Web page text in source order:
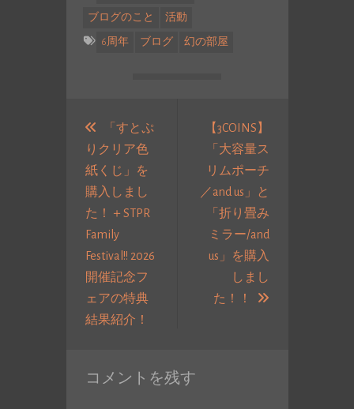
ブログのこと 活動
6周年 ブログ 幻の部屋
「すとぷ
りクリア色
紙くじ」を
購入しまし
た！＋STPR
Family
Festival!! 2026
開催記念フ
ェアの特典
結果紹介！
投
【3COINS】
「大容量ス
リムポーチ
／and us」と
「折り畳み
ミラー/and
us」を購入
しまし
た！！
次
コメントを残す